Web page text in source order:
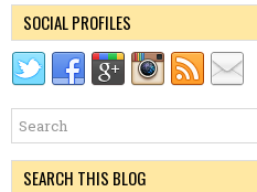
SOCIAL PROFILES
SEARCH THIS BLOG